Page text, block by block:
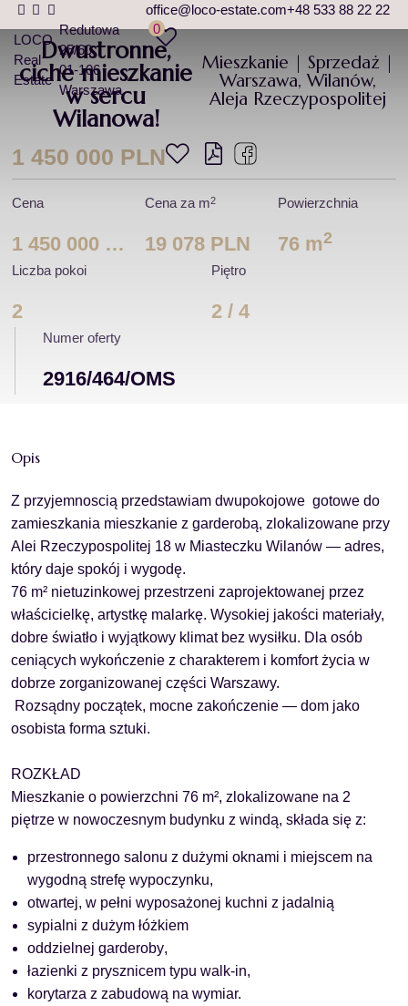
LOCO
Real
Estate
Redutowa
25/60
01-106
Warszawa
office@loco-estate.com+48 533 88 22 22
0
Dwustronne,
ciche mieszkanie
w sercu
Wilanowa!
Mieszkanie | Sprzedaż |
Warszawa, Wilanów,
Aleja Rzeczypospolitej
1 450 000 PLN
Cena
1 450 000 PLN
Cena za m2
19 078 PLN
Powierzchnia
76 m2
Liczba pokoi
2
Piętro
2 / 4
Numer oferty
2916/464/OMS
Opis
Z przyjemnoscią przedstawiam dwupokojowe gotowe do
zamieszkania mieszkanie z garderobą, zlokalizowane przy
Alei Rzeczypospolitej 18 w Miasteczku Wilanów — adres,
który daje spokój i wygodę.
76 m² nietuzinkowej przestrzeni zaprojektowanej przez
właścicielkę, artystkę malarkę. Wysokiej jakości materiały,
dobre światło i wyjątkowy klimat bez wysiłku. Dla osób
ceniących wykończenie z charakterem i komfort życia w
dobrze zorganizowanej części Warszawy.
Rozsądny początek, mocne zakończenie — dom jako
osobista forma sztuki.
ROZKŁAD
Mieszkanie o powierzchni 76 m², zlokalizowane na 2
piętrze w nowoczesnym budynku z windą, składa się z:
przestronnego salonu z dużymi oknami i miejscem na
wygodną strefę wypoczynku,
otwartej, w pełni wyposażonej kuchni z jadalnią
sypialni z dużym łóżkiem
oddzielnej garderoby,
łazienki z prysznicem typu walk-in,
korytarza z zabudową na wymiar.